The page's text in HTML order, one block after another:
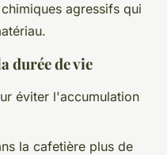
agressifs qui
durée de vie
éviter l'accumulation
la cafetière plus de